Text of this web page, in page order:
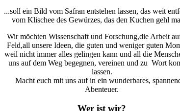
...soll ein Bild vom Safran entstehen lassen, das weit
vom Klischee des Gewürzes, das den Kuchen gehl
Wir möchten Wissenschaft und Forschung,die Arbeit
Feld,all unsere Ideen, die guten und weniger guten
weil nicht immer alles gelingen kann und all die
uns auf dem Weg begegnen, vereinen und zu Wort
lassen.
Macht euch mit uns auf in ein wunderbares,
Abenteuer.
Wer ist wir?